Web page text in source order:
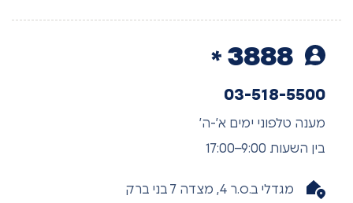
03-518-5500
מענה טלפוני ימים א’-ה’
בין השעות 9:00–17:00
מגדלי ב.ס.ר 4, מצדה 7 בני ברק